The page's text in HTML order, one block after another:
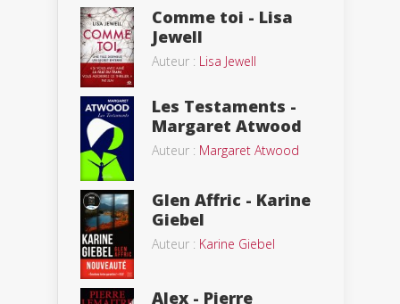
Comme toi - Lisa
Jewell
Auteur : Lisa Jewell
Les Testaments -
Margaret Atwood
Auteur : Margaret Atwood
Glen Affric - Karine
Giebel
Auteur : Karine Giebel
Alex - Pierre